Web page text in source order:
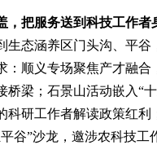
，把服务送到科技工作者
生态涵养区门头沟、平谷
：顺义专场聚焦产才融合
桥梁；石景山活动嵌入“
科研工作者解读政策红利
谷”沙龙，邀涉农科技工